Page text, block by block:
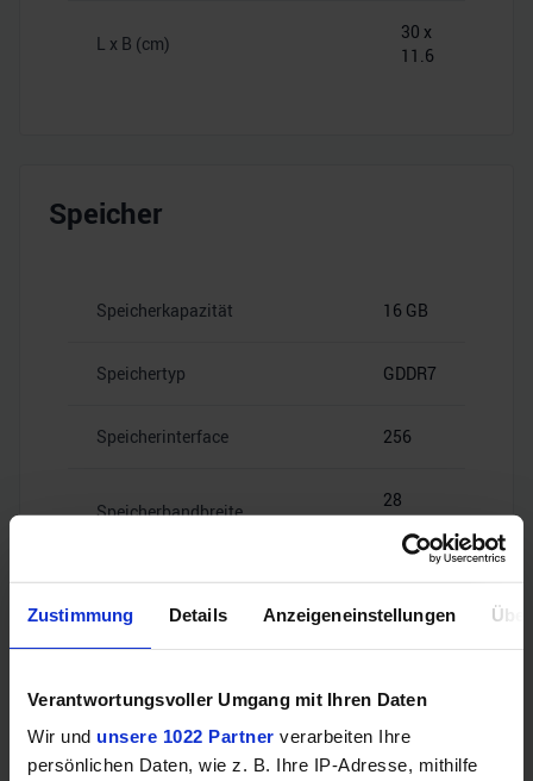
Zustimmung Details Anzeigeneinstellungen
Verantwortungsvoller Umgang mit Ihren Daten
Wir und unsere 1022 Partner verarbeiten Ihre
persönlichen Daten, wie z. B. Ihre IP-Adresse, mithilfe
L x B (cm)
30 x
11.6
Speicher
Speicherkapazität 16 GB
Speichertyp GDDR7
Speicherinterface 256
Speicherbandbreite
28
Gbps